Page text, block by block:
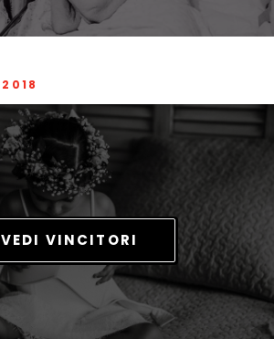
2018
VEDI VINCITORI